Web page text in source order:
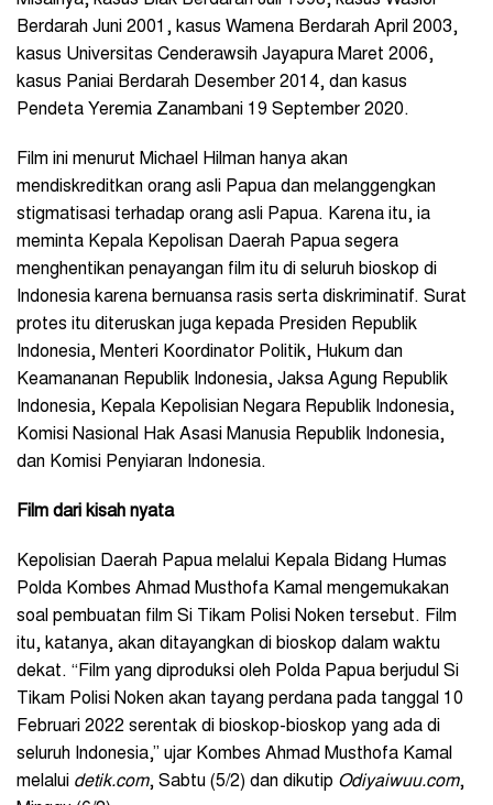
Berdarah Juni 2001, kasus Wamena Berdarah April 2003,
kasus Universitas Cenderawsih Jayapura Maret 2006,
kasus Paniai Berdarah Desember 2014, dan kasus
Pendeta Yeremia Zanambani 19 September 2020.
Film ini menurut Michael Hilman hanya akan
mendiskreditkan orang asli Papua dan melanggengkan
stigmatisasi terhadap orang asli Papua. Karena itu, ia
meminta Kepala Kepolisan Daerah Papua segera
menghentikan penayangan film itu di seluruh bioskop di
Indonesia karena bernuansa rasis serta diskriminatif. Surat
protes itu diteruskan juga kepada Presiden Republik
Indonesia, Menteri Koordinator Politik, Hukum dan
Keamananan Republik Indonesia, Jaksa Agung Republik
Indonesia, Kepala Kepolisian Negara Republik Indonesia,
Komisi Nasional Hak Asasi Manusia Republik Indonesia,
dan Komisi Penyiaran Indonesia.
Film dari kisah nyata
Kepolisian Daerah Papua melalui Kepala Bidang Humas
Polda Kombes Ahmad Musthofa Kamal mengemukakan
soal pembuatan film Si Tikam Polisi Noken tersebut. Film
itu, katanya, akan ditayangkan di bioskop dalam waktu
dekat. “Film yang diproduksi oleh Polda Papua berjudul Si
Tikam Polisi Noken akan tayang perdana pada tanggal 10
Februari 2022 serentak di bioskop-bioskop yang ada di
seluruh Indonesia,” ujar Kombes Ahmad Musthofa Kamal
melalui detik.com, Sabtu (5/2) dan dikutip Odiyaiwuu.com,